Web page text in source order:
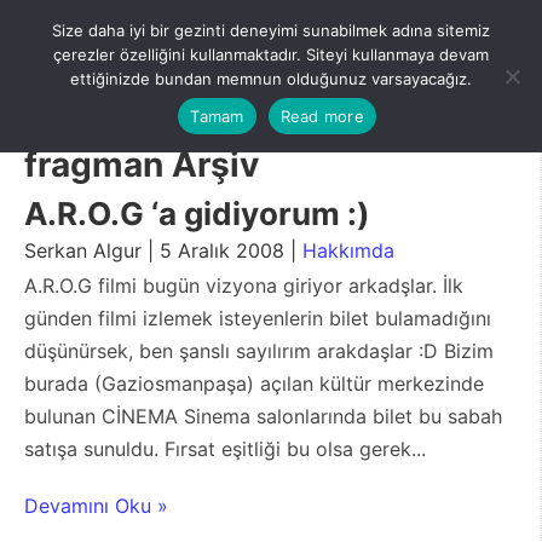
content
Menu
fragman Arşiv
A.R.O.G ‘a gidiyorum :)
Serkan Algur | 5 Aralık 2008 | Hakkımda
A.R.O.G filmi bugün vizyona giriyor arkadşlar. İlk
günden filmi izlemek isteyenlerin bilet bulamadığını
düşünürsek, ben şanslı sayılırım arakdaşlar :D Bizim
burada (Gaziosmanpaşa) açılan kültür merkezinde
bulunan CİNEMA Sinema salonlarında bilet bu sabah
satışa sunuldu. Fırsat eşitliği bu olsa gerek...
Devamını Oku »
Size daha iyi bir gezinti deneyimi sunabilmek adına sitemiz
çerezler özelliğini kullanmaktadır. Siteyi kullanmaya devam
ettiğinizde bundan memnun olduğunuz varsayacağız.
Tamam
Read more